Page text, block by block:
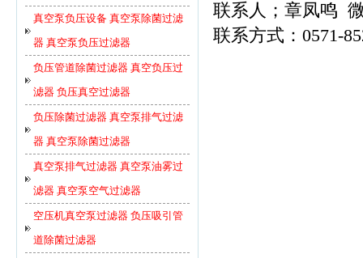
真空泵负压设备 真空泵除菌过滤
器 真空泵负压过滤器
负压管道除菌过滤器 真空负压过
滤器 负压真空过滤器
负压除菌过滤器 真空泵排气过滤
器 真空泵除菌过滤器
真空泵排气过滤器 真空泵油雾过
滤器 真空泵空气过滤器
空压机真空泵过滤器 负压吸引管
道除菌过滤器
联系人；章凤鸣
联系方式：0571-